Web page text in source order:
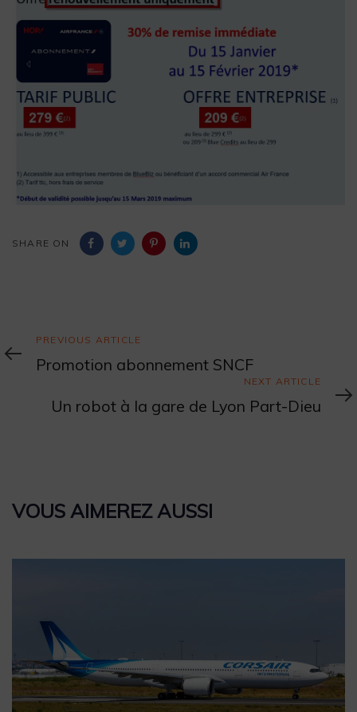
SHARE ON
Previous
Article
PREVIOUS ARTICLE
Promotion abonnement SNCF
Article
NEXT ARTICLE
Un robot à la gare de Lyon Part-Dieu
VOUS AIMEREZ AUSSI